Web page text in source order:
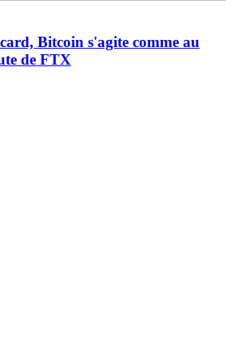
Bitcoin s'agite comme au
de FTX